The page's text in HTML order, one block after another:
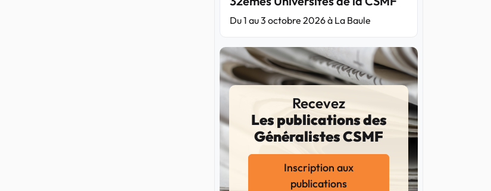
Du 1 au 3 octobre 2026 à La Baule
Recevez
Les publications des
Généralistes CSMF
Inscription aux
publications